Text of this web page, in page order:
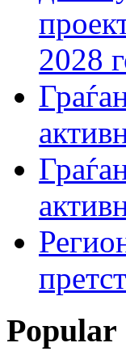
2028
Popular